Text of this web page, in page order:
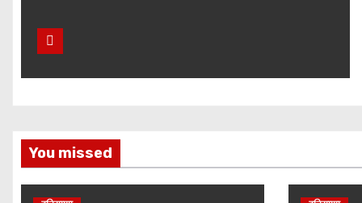
You missed